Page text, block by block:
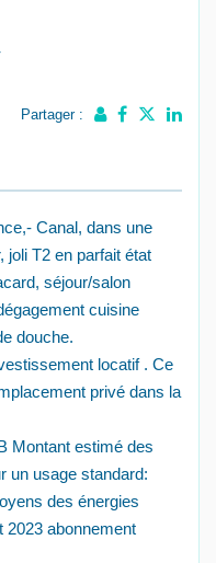
Partager :
Canal, dans une
joli T2 en parfait état
séjour/salon
cuisine
douche.
locatif . Ce
privé dans la
Montant estimé des
un usage standard:
des énergies
2023 abonnement